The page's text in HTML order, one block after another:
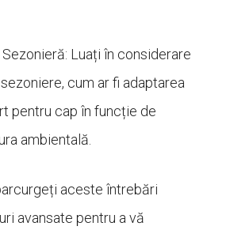
Luați în considerare
cum ar fi adaptarea
pentru cap în funcție de
ambientală.
aceste întrebări
avansate pentru a vă